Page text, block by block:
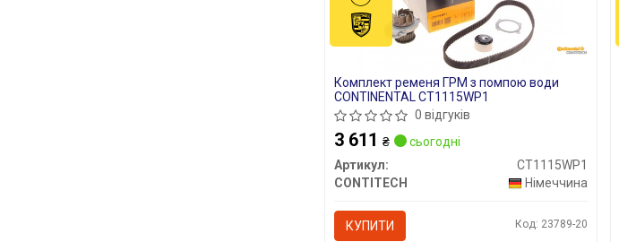
Комплект ременя ГРМ з помпою води
CONTINENTAL CT1115WP1
0 відгуків
3 611 ₴
сьогодні
Артикул:
CT1115WP1
CONTITECH
Німеччина
КУПИТИ Код: 23789-20